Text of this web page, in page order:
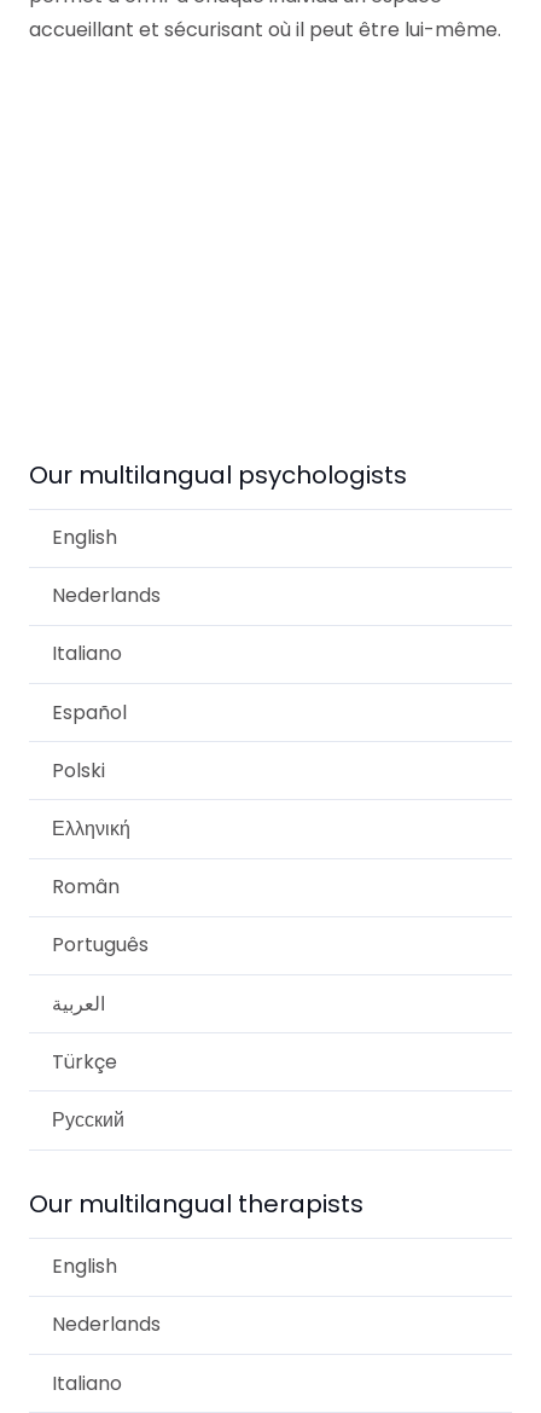
accueillant et sécurisant où il peut être lui-même.
Our multilangual psychologists
English
Nederlands
Italiano
Español
Polski
Ελληνική
Român
Português
العربية
Türkçe
Русский
Our multilangual therapists
English
Nederlands
Italiano